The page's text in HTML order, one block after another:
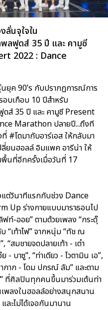
ลั่นจุใจใน
ลฟูดส์ 35 ปี และ คามูซี
2022 : Dance
ยุค 90’s กับปรากฏการณ์การ
บเกือบ 10 ปีสำหรับ
ส์ 35 ปี และ คามูซี Present
Marathon ปลายปี...ถึงที
#โตมากับอาร์เอส ให้กลับมา
ยนฮอลล์ อิมแพค อารีน่า ให้
พื้นที่อีกครั้งเมื่อวันที่ 17
ต่วินาทีแรกกับช่วง Dance
Up ร่างกายแบบมาราธอนไป
ท์-ออย” ตามด้วยเพลง “กระดุ๊
“เท้าไฟ” จากหนุ่ม “ทัช ณ
“สมชายจดปลายเท้า - เต๋า
- บาซู”, “ท่าเดียว - ไวตามิน เอ”,
กาก - โดม ปกรณ์ ลัม” และตาม
” ที่ศิลปินทุกคนขึ้นมาร่วมเต้นท่า
พลงในฮอลล์อย่างสนุกสนาน
ะไม่ได้เจอกันมานาน